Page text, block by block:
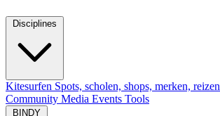
Kitesurfen Spots, scholen, shops, merken, reizen
Community Media Events Tools